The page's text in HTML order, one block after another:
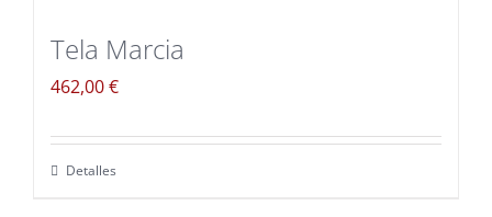
Tela Marcia
462,00€
Detalles